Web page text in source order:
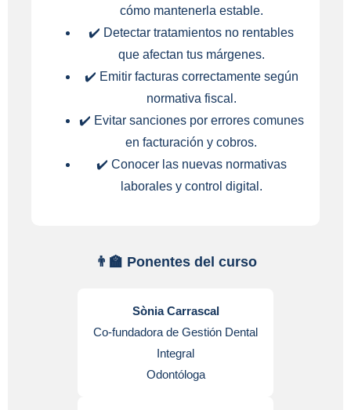
cómo mantenerla estable.
✔️ Detectar tratamientos no rentables
que afectan tus márgenes.
✔️ Emitir facturas correctamente según
normativa fiscal.
✔️ Evitar sanciones por errores comunes
en facturación y cobros.
✔️ Conocer las nuevas normativas
laborales y control digital.
👨‍🏫 Ponentes del curso
Sònia Carrascal
Co-fundadora de Gestión Dental
Integral
Odontóloga